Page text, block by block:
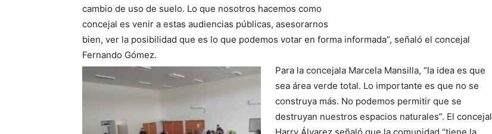
cambio de uso de suelo. Lo que nosotros hacemos como
concejal es venir a estas audiencias públicas, asesorarnos
bien, ver la posibilidad que es lo que podemos votar en forma informada”, señaló el concejal
Fernando Gómez.
Para la concejala Marcela Mansilla, “la idea es que
sea área verde total. Lo importante es que no se
construya más. No podemos permitir que se
destruyan nuestros espacios naturales”. El concejal